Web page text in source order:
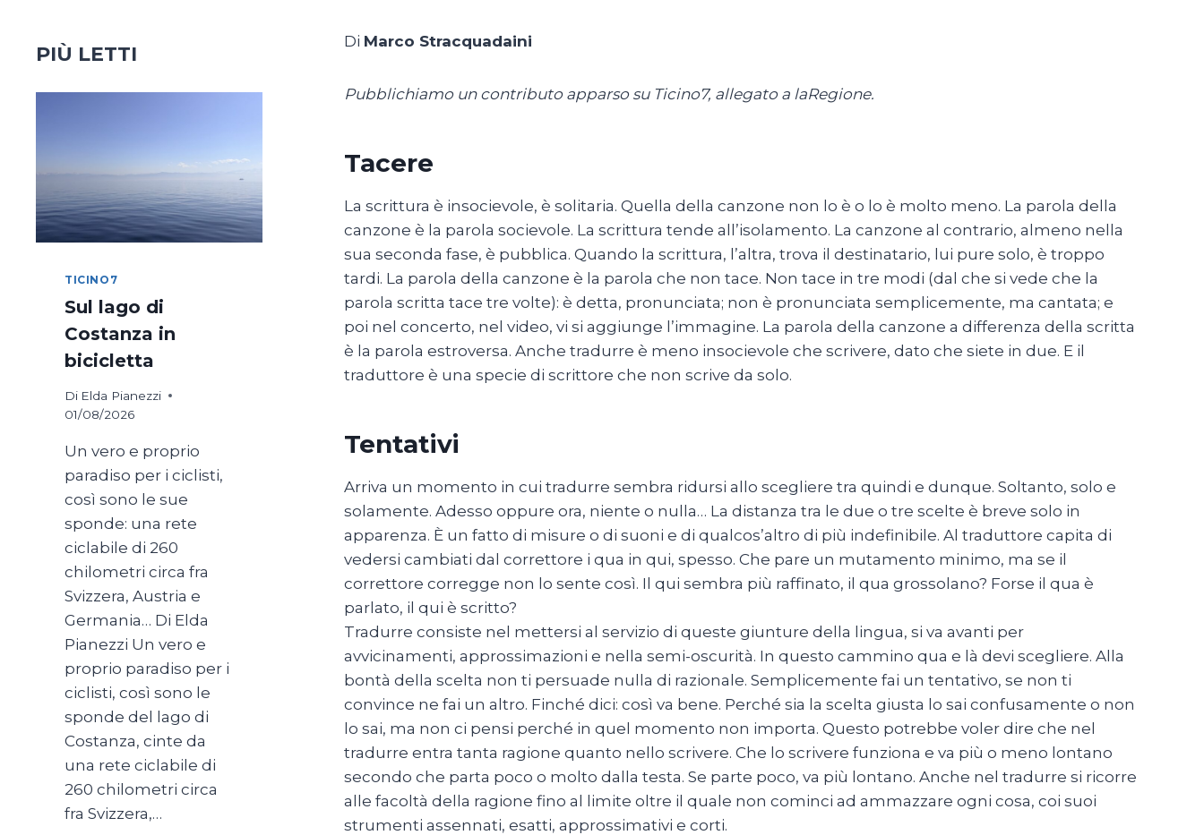
Di Marco Stracquadaini
Pubblichiamo un contributo apparso su Ticino7, allegato a laRegione.
Tacere
La scrittura è insocievole, è solitaria. Quella della canzone non lo è o lo è molto meno. La parola della
canzone è la parola socievole. La scrittura tende all’isolamento. La canzone al contrario, almeno nella
sua seconda fase, è pubblica. Quando la scrittura, l’altra, trova il destinatario, lui pure solo, è troppo
tardi. La parola della canzone è la parola che non tace. Non tace in tre modi (dal che si vede che la
parola scritta tace tre volte): è detta, pronunciata; non è pronunciata semplicemente, ma cantata; e
poi nel concerto, nel video, vi si aggiunge l’immagine. La parola della canzone a differenza della scritta
è la parola estroversa. Anche tradurre è meno insocievole che scrivere, dato che siete in due. E il
traduttore è una specie di scrittore che non scrive da solo.
Tentativi
Arriva un momento in cui tradurre sembra ridursi allo scegliere tra quindi e dunque. Soltanto, solo e
solamente. Adesso oppure ora, niente o nulla… La distanza tra le due o tre scelte è breve solo in
apparenza. È un fatto di misure o di suoni e di qualcos’altro di più indefinibile. Al traduttore capita di
vedersi cambiati dal correttore i qua in qui, spesso. Che pare un mutamento minimo, ma se il
correttore corregge non lo sente così. Il qui sembra più raffinato, il qua grossolano? Forse il qua è
parlato, il qui è scritto?
Tradurre consiste nel mettersi al servizio di queste giunture della lingua, si va avanti per
avvicinamenti, approssimazioni e nella semi-oscurità. In questo cammino qua e là devi scegliere. Alla
bontà della scelta non ti persuade nulla di razionale. Semplicemente fai un tentativo, se non ti
convince ne fai un altro. Finché dici: così va bene. Perché sia la scelta giusta lo sai confusamente o non
lo sai, ma non ci pensi perché in quel momento non importa. Questo potrebbe voler dire che nel
tradurre entra tanta ragione quanto nello scrivere. Che lo scrivere funziona e va più o meno lontano
secondo che parta poco o molto dalla testa. Se parte poco, va più lontano. Anche nel tradurre si ricorre
alle facoltà della ragione fino al limite oltre il quale non cominci ad ammazzare ogni cosa, coi suoi
strumenti assennati, esatti, approssimativi e corti.
PIÙ LETTI
TICINO7
Sul lago di
Costanza in
bicicletta
Di Elda Pianezzi
01/08/2026
Un vero e proprio
paradiso per i ciclisti,
così sono le sue
sponde: una rete
ciclabile di 260
chilometri circa fra
Svizzera, Austria e
Germania… Di Elda
Pianezzi Un vero e
proprio paradiso per i
ciclisti, così sono le
sponde del lago di
Costanza, cinte da
una rete ciclabile di
260 chilometri circa
fra Svizzera,…